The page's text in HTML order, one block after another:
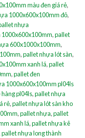
màu đen giá rẻ,
1000x600x100mm đỏ,
nhựa
,pallet
600x1000x100mm,
,pallet nhựa lót sàn,
xanh lá,pallet
,pallet đen
1000x600x100mm pl04ls
pl04ls,pallet nhựa
rẻ,pallet nhựa lót sàn kho
,pallet nhựa,pallet
xanh lá,pallet nhựa kê
pallet nhựa long thành